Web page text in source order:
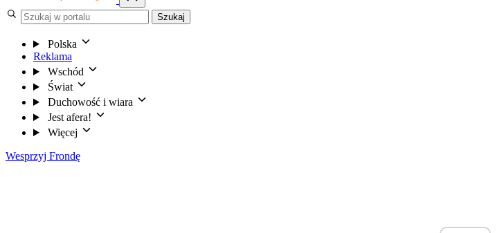
Szukaj
Polska
Reklama
Wschód
Świat
Duchowość i wiara
Jest afera!
Więcej
Wesprzyj Frondę